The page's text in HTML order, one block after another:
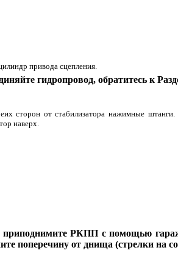
привода сцепления.
гидропровод, обратитесь к
сторон от стабилизатора нажимные
наверх.
приподнимите РКПП с помощью
поперечину от днища (стрелки на